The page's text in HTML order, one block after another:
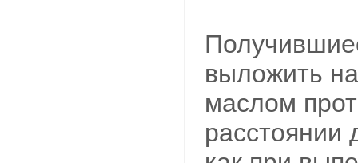
выложить
маслом
расстоянии